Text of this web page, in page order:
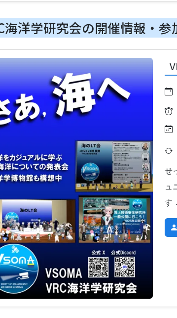
海洋学研究会の開催情報・参
せ
ュ
す．